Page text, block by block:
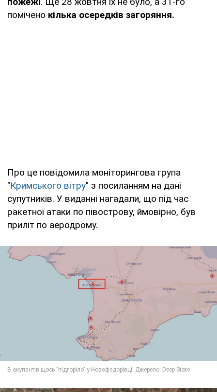
помічено кілька осередків загоряння.
Про це повідомила моніторингова група
"Кримського вітру" з посиланням на дані
супутників. У виданні нагадали, що під час
ракетної атаки по півострову, ймовірно, був
приліт по аеродрому.